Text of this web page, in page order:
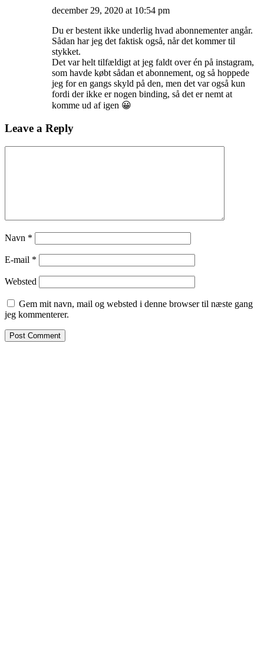
december 29, 2020 at 10:54 pm
Du er bestent ikke underlig hvad abonnementer angår.
Sådan har jeg det faktisk også, når det kommer til
stykket.
Det var helt tilfældigt at jeg faldt over én på instagram,
som havde købt sådan et abonnement, og så hoppede
jeg for en gangs skyld på den, men det var også kun
fordi der ikke er nogen binding, så det er nemt at
komme ud af igen 😀
Leave a Reply
Navn *
E-mail *
Websted
Gem mit navn, mail og websted i denne browser til næste gang
jeg kommenterer.